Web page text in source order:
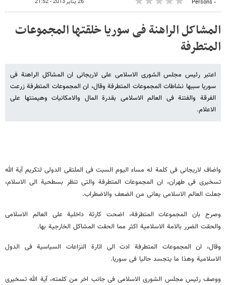
٠ Persons 26 يناير 2013 - 21:52
المشاکل الراهنة فی سوریا خلقتها المجموعات
المتطرفة
اعتبر رئیس مجلس الشوری الاسلامی علی لاریجانی ان المشاکل الراهنة فی
سوریا سببها نشاطات المجموعات المتطرفة وقال، ان المجموعات المتطرفة زرعت
الفرقة والفتنة فی العالم الاسلامی بقدرة المال والامکانیات وهیمنتها علی
الاعلام.
واضاف لاریجانی فی کلمة له مساء الیوم السبت فی الملتقی الدولی لتکریم آیة الله
تسخیری فی طهران، ان المجموعات المتطرفة والتی تنظر بسطحیة الی الاسلام،
جعلت العالم الاسلامی یعانی من الضعف والاضطراب.
وصرح بان المجموعات المتطرفة، اضحت کارثة داخلیة علی العالم الاسلامی
والحقت الضرر بالامة الاسلامیة‌ اکثر مما الحقت المشاکل الخارجیة بها.
وقال، ان المجموعات المتطرفة ادت الی اثارة النزاعات السیاسیة فی الدول
الاسلامیة وهذا ما یتجسد حالیا فی سوریا.
ووصف رئیس مجلس الشوری الاسلامی فی جانب اخر من کلمته، آیة الله تسخیری